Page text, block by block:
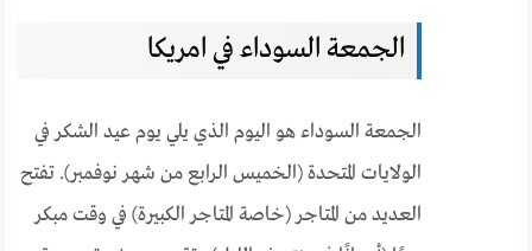
الجمعة السوداء في امريكا
الجمعة السوداء هو اليوم الذي يلي يوم عيد الشكر في
الولايات المتحدة (الخميس الرابع من شهر نوفمبر). تفتح
العديد من المتاجر (خاصة المتاجر الكبيرة) في وقت مبكر